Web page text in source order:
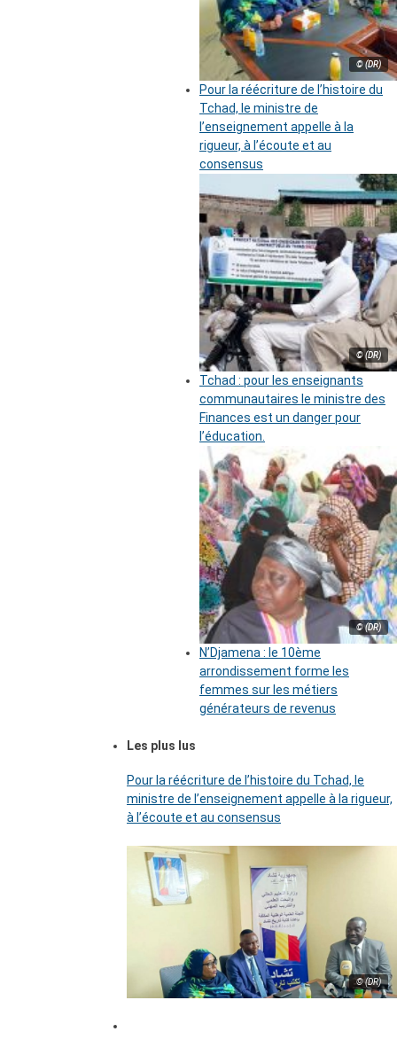
© (DR)
Pour la réécriture de l’histoire du
Tchad, le ministre de
l’enseignement appelle à la
rigueur, à l’écoute et au
consensus
© (DR)
Tchad : pour les enseignants
communautaires le ministre des
Finances est un danger pour
l’éducation.
© (DR)
N’Djamena : le 10ème
arrondissement forme les
femmes sur les métiers
générateurs de revenus
Les plus lus
Pour la réécriture de l’histoire du Tchad, le
ministre de l’enseignement appelle à la rigueur,
à l’écoute et au consensus
© (DR)